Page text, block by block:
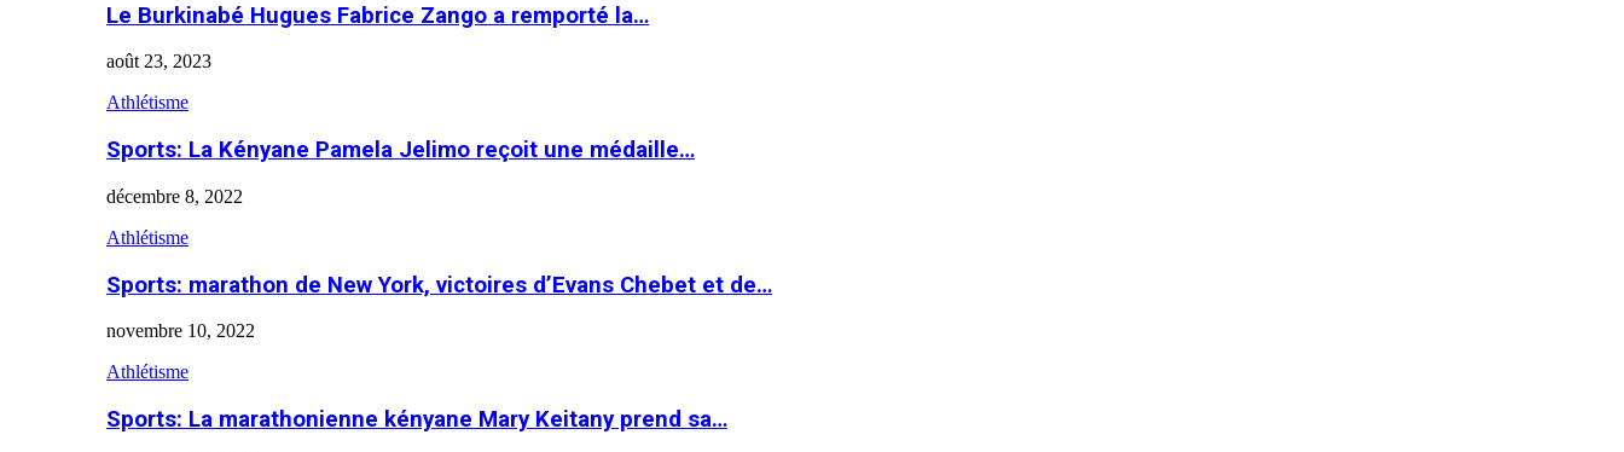
Le Burkinabé Hugues Fabrice Zango a remporté la…
août 23, 2023
Athlétisme
Sports: La Kényane Pamela Jelimo reçoit une médaille…
décembre 8, 2022
Athlétisme
Sports: marathon de New York, victoires d’Evans Chebet et de…
novembre 10, 2022
Athlétisme
Sports: La marathonienne kényane Mary Keitany prend sa…